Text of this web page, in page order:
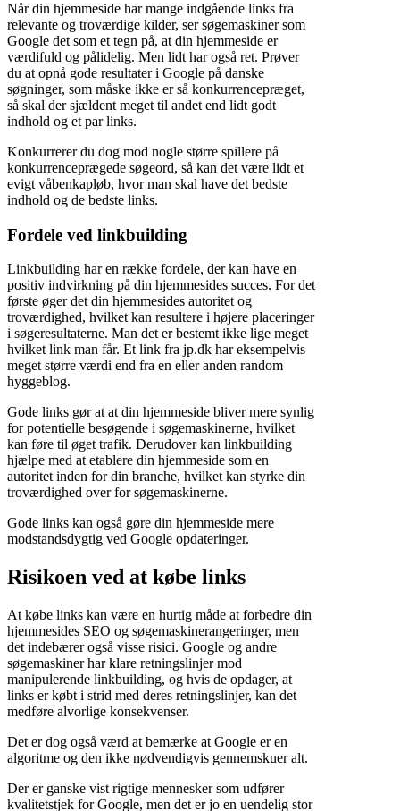
Når din hjemmeside har mange indgående links fra
relevante og troværdige kilder, ser søgemaskiner som
Google det som et tegn på, at din hjemmeside er
værdifuld og pålidelig. Men lidt har også ret. Prøver
du at opnå gode resultater i Google på danske
søgninger, som måske ikke er så konkurrencepræget,
så skal der sjældent meget til andet end lidt godt
indhold og et par links.
Konkurrerer du dog mod nogle større spillere på
konkurrenceprægede søgeord, så kan det være lidt et
evigt våbenkapløb, hvor man skal have det bedste
indhold og de bedste links.
Fordele ved linkbuilding
Linkbuilding har en række fordele, der kan have en
positiv indvirkning på din hjemmesides succes. For det
første øger det din hjemmesides autoritet og
troværdighed, hvilket kan resultere i højere placeringer
i søgeresultaterne. Man det er bestemt ikke lige meget
hvilket link man får. Et link fra jp.dk har eksempelvis
meget større værdi end fra en eller anden random
hyggeblog.
Gode links gør at at din hjemmeside bliver mere synlig
for potentielle besøgende i søgemaskinerne, hvilket
kan føre til øget trafik. Derudover kan linkbuilding
hjælpe med at etablere din hjemmeside som en
autoritet inden for din branche, hvilket kan styrke din
troværdighed over for søgemaskinerne.
Gode links kan også gøre din hjemmeside mere
modstandsdygtig ved Google opdateringer.
Risikoen ved at købe links
At købe links kan være en hurtig måde at forbedre din
hjemmesides SEO og søgemaskinerangeringer, men
det indebærer også visse risici. Google og andre
søgemaskiner har klare retningslinjer mod
manipulerende linkbuilding, og hvis de opdager, at
links er købt i strid med deres retningslinjer, kan det
medføre alvorlige konsekvenser.
Det er dog også værd at bemærke at Google er en
algoritme og den ikke nødvendigvis gennemskuer alt.
Der er ganske vist rigtige mennesker som udfører
kvalitetstjek for Google, men det er jo en uendelig stor